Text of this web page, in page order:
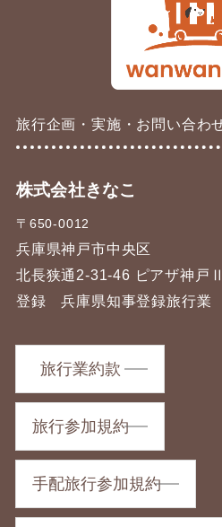
旅行企画・実施・お問い合わ
株式会社きなこ
〒650-0012
兵庫県神戸市中央区
北長狭通2-31-46 ピアザ神戸Ⅱ
登録 兵庫県知事登録旅行業
旅行業約款
旅行参加規約
手配旅行参加規約